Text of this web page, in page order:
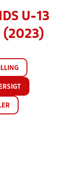
U-13
(2023)